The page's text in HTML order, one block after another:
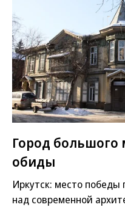
Город
обиды
Иркутск: место победы
над современной